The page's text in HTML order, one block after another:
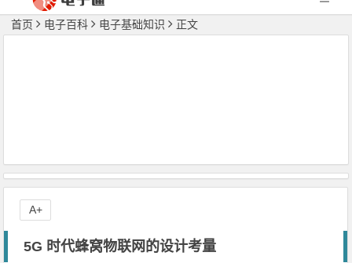
首页 电子百科 电子基础知识 正文
5G 时代蜂窝物联网的设计考量
A+